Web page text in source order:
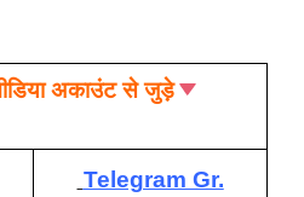
अकाउंट से जुड़े
Telegram Gr.